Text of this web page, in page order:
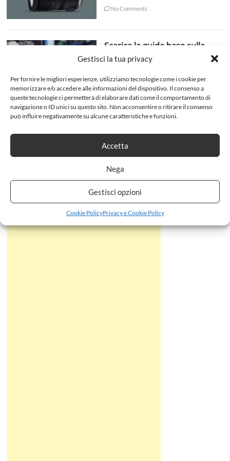
Gestisci la tua privacy
Per fornire le migliori esperienze, utilizziamo tecnologie come i cookie per
memorizzare e/o accedere alle informazioni del dispositivo. Il consenso a
queste tecnologie ci permetterà di elaborare dati come il comportamento di
navigazione o ID unici su questo sito. Non acconsentire o ritirare il consenso
può influire negativamente su alcune caratteristiche e funzioni.
Accetta
Nega
Gestisci opzioni
Cookie PolicyPrivacy e Cookie Policy
No Comments
Scarica la guida base sulla
Fotografia
No Comments